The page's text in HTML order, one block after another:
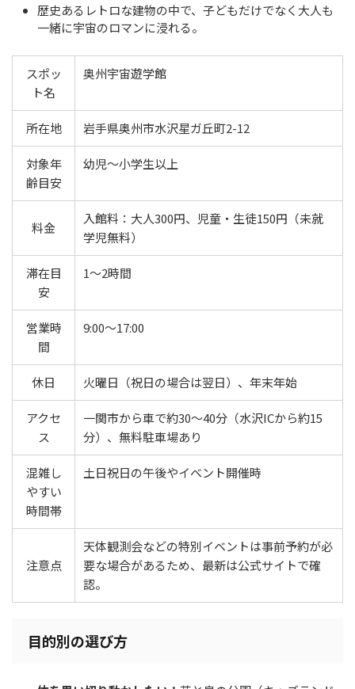
歴史あるレトロな建物の中で、子どもだけでなく大人も
一緒に宇宙のロマンに浸れる。
スポッ
ト名
奥州宇宙遊学館
所在地 岩手県奥州市水沢星ガ丘町2-12
対象年
齢目安
幼児〜小学生以上
料金
入館料：大人300円、児童・生徒150円（未就
学児無料）
滞在目
安
1〜2時間
営業時
間
9:00～17:00
休日 火曜日（祝日の場合は翌日）、年末年始
アクセ
ス
一関市から車で約30〜40分（水沢ICから約15
分）、無料駐車場あり
混雑し
やすい
時間帯
土日祝日の午後やイベント開催時
注意点
天体観測会などの特別イベントは事前予約が必
要な場合があるため、最新は公式サイトで確
認。
目的別の選び方